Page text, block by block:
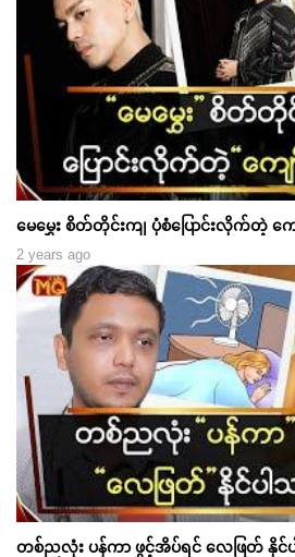
မေမွှေး စိတ်တိုင်းကျ ပုံစံပြောင်းလိုက်တဲ့ က
2 years ago
တစ်ညလုံး ပန်ကာ ဖွင့်အိပ်ရင် လေဖြတ် နိုင်ပ